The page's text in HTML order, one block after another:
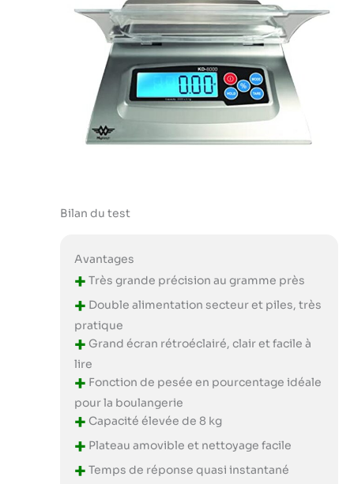
Bilan du test
Avantages
+ Très grande précision au gramme près
+ Double alimentation secteur et piles, très
pratique
+ Grand écran rétroéclairé, clair et facile à
lire
+ Fonction de pesée en pourcentage idéale
pour la boulangerie
+ Capacité élevée de 8 kg
+ Plateau amovible et nettoyage facile
+ Temps de réponse quasi instantané